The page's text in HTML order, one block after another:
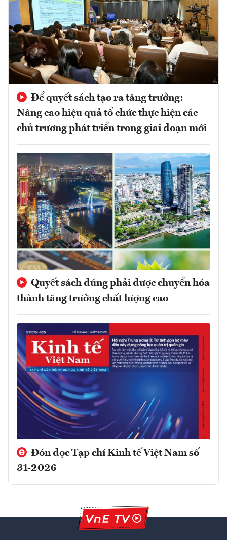
Để quyết sách tạo ra tăng trưởng:
Nâng cao hiệu quả tổ chức thực hiện các
chủ trương phát triển trong giai đoạn mới
Quyết sách đúng phải được chuyển hóa
thành tăng trưởng chất lượng cao
Đón đọc Tạp chí Kinh tế Việt Nam số
31-2026